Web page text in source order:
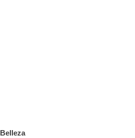
Belleza